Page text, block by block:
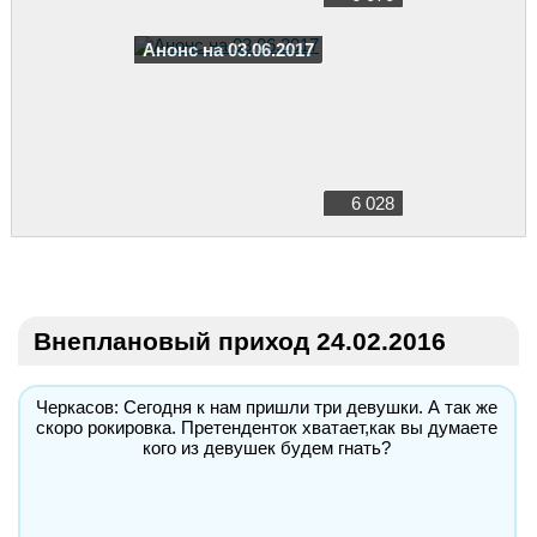
Анонс на 03.06.2017
6 028
Внеплановый приход 24.02.2016
Черкасов: Сегодня к нам пришли три девушки. А так же
скоро рокировка. Претенденток хватает,как вы думаете
кого из девушек будем гнать?